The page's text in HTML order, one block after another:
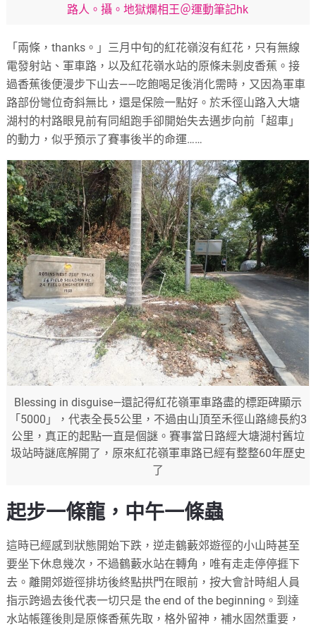
路人。攝。地獄爛相王＠運動筆記hk
「兩條，thanks。」三月中旬的紅花嶺沒有紅花，只有無線
電發射站、軍車路，以及紅花嶺水站的原條未剝皮香蕉。接
過香蕉後便漫步下山去——吃飽喝足後消化需時，又因為軍車
路部份彎位奇斜無比，還是保險一點好。於禾徑山路入大塘
湖村的村路眼見前有同組跑手卻開始失去邁步向前「超車」
的動力，似乎預示了賽事後半的命運……
Blessing in disguise—還記得紅花嶺軍車路盡的標距碑顯示
「5000」，代表全長5公里，不過由山頂至禾徑山路總長約3
公里，真正的起點一直是個謎。賽事當日路經大塘湖村舊垃
圾站時謎底解開了，原來紅花嶺軍車路已經有整整60年歷史
了
起步一條龍，中午一條蟲
這時已經感到狀態開始下跌，逆走鶴藪郊遊徑的小山時甚至
要坐下休息幾次，不過鶴藪水站在轉角，唯有走走停停捱下
去。離開郊遊徑排坊後終點拱門在眼前，按大會計時組人員
指示跨過去後代表一切只是 the end of the beginning。到達
水站帳篷後則是原條香蕉先取，格外留神，補水固然重要，